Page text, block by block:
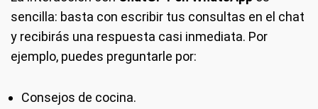
sencilla: basta con escribir tus consultas en el chat
y recibirás una respuesta casi inmediata. Por
ejemplo, puedes preguntarle por:
Consejos de cocina.